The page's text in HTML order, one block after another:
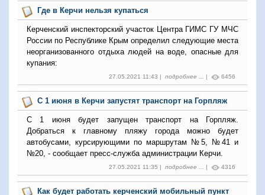
Где в Керчи нельзя купаться
Керченский инспекторский участок Центра ГИМС ГУ МЧС
России по Республике Крым определил следующие места
неорганизованного отдыха людей на воде, опасные для
купания:
27.05.2021 11:43 | подробнее ... | 6456
С 1 июня в Керчи запустят транспорт на Горпляж
С 1 июня будет запущен транспорт на Горпляж.
Добраться к главному пляжу города можно будет
автобусами, курсирующими по маршрутам №5, №41 и
№20, - сообщает пресс-служба администрации Керчи.
27.05.2021 11:35 | подробнее ... | 4316
Как будет работать керченский мобильный пункт